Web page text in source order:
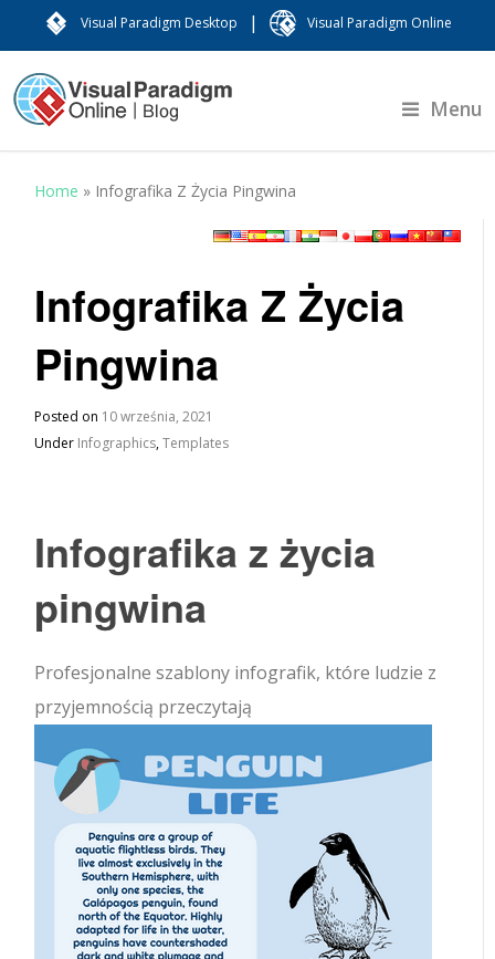
Visual Paradigm Desktop | Visual Paradigm Online
Menu
Home » Infografika Z Życia Pingwina
Infografika Z Życia
Pingwina
Posted on 10 września, 2021
Under Infographics,Templates
Infografika z życia
pingwina
Profesjonalne szablony infografik, które ludzie z
przyjemnością przeczytają